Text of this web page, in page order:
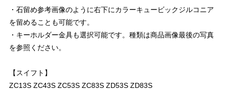
・石留め参考画像のように右下にカラーキュービックジルコニア
を留めることも可能です。
・キーホルダー金具も選択可能です。種類は商品画像最後の写真
を参照ください。
【スイフト】
ZC13S ZC43S ZC53S ZC83S ZD53S ZD83S